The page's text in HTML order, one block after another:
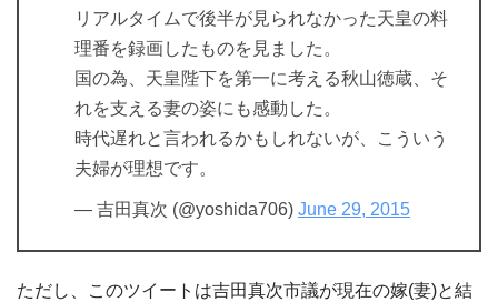
リアルタイムで後半が見られなかった天皇の料
理番を録画したものを見ました。
国の為、天皇陛下を第一に考える秋山徳蔵、そ
れを支える妻の姿にも感動した。
時代遅れと言われるかもしれないが、こういう
夫婦が理想です。
— 吉田真次 (@yoshida706) June 29, 2015
ただし、このツイートは吉田真次市議が現在の嫁(妻)と結